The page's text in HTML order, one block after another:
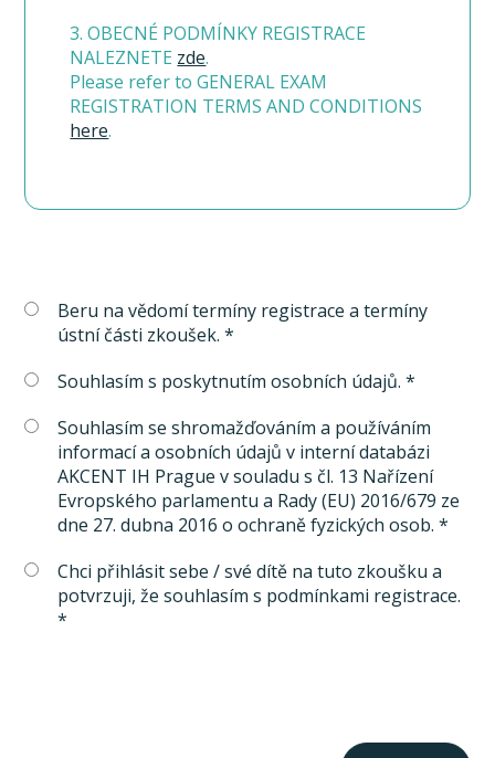
3. OBECNÉ PODMÍNKY REGISTRACE
NALEZNETE zde.
Please refer to GENERAL EXAM
REGISTRATION TERMS AND CONDITIONS
here.
Beru na vědomí termíny registrace a termíny
ústní části zkoušek. *
Souhlasím s poskytnutím osobních údajů. *
Souhlasím se shromažďováním a používáním
informací a osobních údajů v interní databázi
AKCENT IH Prague v souladu s čl. 13 Nařízení
Evropského parlamentu a Rady (EU) 2016/679 ze
dne 27. dubna 2016 o ochraně fyzických osob. *
Chci přihlásit sebe / své dítě na tuto zkoušku a
potvrzuji, že souhlasím s podmínkami registrace.
*